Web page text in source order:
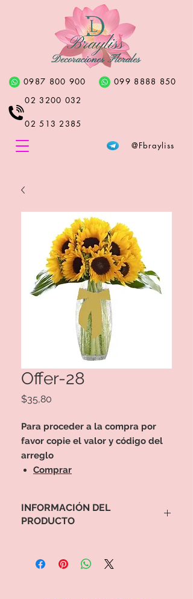
@Fbrayliss
0987 800 900
02 3200 032
02 513 2385
099 8888 850
Offer-28
$35,80
Para proceder a la compra por
favor copie el valor y código del
arreglo
Comprar
INFORMACIÓN DEL
PRODUCTO
Comprar